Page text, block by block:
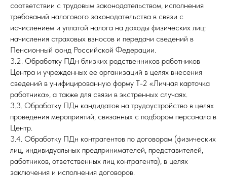
соответствии с трудовым законодательством, исполнения
требований налогового законодательства в связи с
исчислением и уплатой налога на доходы физических лиц;
начисления страховых взносов и передачи сведений в
Пенсионный фонд Российской Федерации.
3.2. Обработку ПДн близких родственников работников
Центра и учрежденных ее организаций в целях внесения
сведений в унифицированную форму Т-2 «Личная карточка
работника», а также для связи в экстренных случаях.
3.3. Обработку ПДн кандидатов на трудоустройство в целях
проведения мероприятий, связанных с подбором персонала в
Центр.
3.4. Обработку ПДн контрагентов по договорам (физических
лиц, индивидуальных предпринимателей, представителей,
работников, ответственных лиц контрагента), в целях
заключения и исполнения договоров.